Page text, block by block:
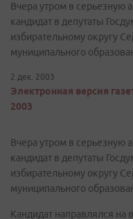
Вчера утром в серьезную
кандидат в депутаты
избирательному округу
муниципального
2 дек. 2003
Электронная версия
2003
Вчера утром в серьезную
кандидат в депутаты
избирательному округу
муниципального
Кандидат направлялся на